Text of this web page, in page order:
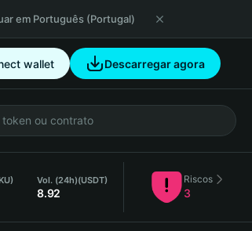
em Português (Portugal)
wallet Descarregar agora
Vol. (24h)(USDT)
8.92
Riscos
3